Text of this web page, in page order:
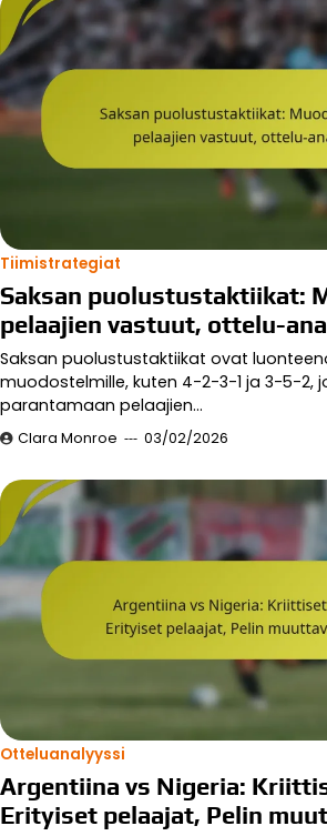
Tiimistrategiat
Saksan puolustustaktiikat:
pelaajien vastuut, ottelu-
Saksan puolustustaktiikat ovat
muodostelmille, kuten 4-2-3-1 ja 3-5-2,
parantamaan pelaajien…
Clara Monroe 03/02/2026
Otteluanalyyssi
Argentiina vs Nigeria:
Erityiset pelaajat, Pelin